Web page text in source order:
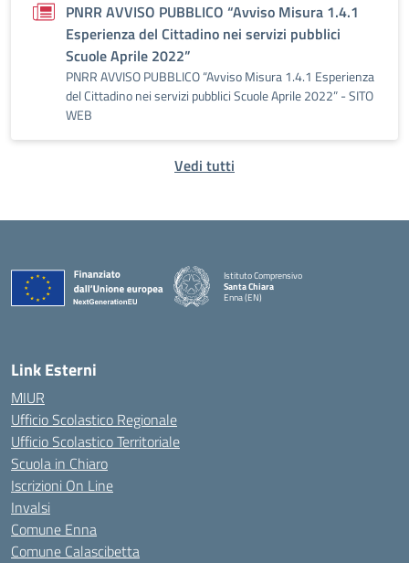
PNRR AVVISO PUBBLICO “Avviso Misura 1.4.1
Esperienza del Cittadino nei servizi pubblici
Scuole Aprile 2022”
PNRR AVVISO PUBBLICO “Avviso Misura 1.4.1 Esperienza
del Cittadino nei servizi pubblici Scuole Aprile 2022” - SITO
WEB
Vedi tutti
Istituto Comprensivo
Santa Chiara
Enna (EN)
Link Esterni
MIUR
Ufficio Scolastico Regionale
Ufficio Scolastico Territoriale
Scuola in Chiaro
Iscrizioni On Line
Invalsi
Comune Enna
Comune Calascibetta